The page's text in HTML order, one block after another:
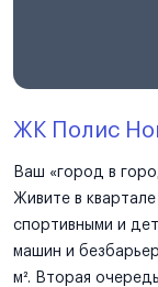
ЖК Полис
Ваш «город в
Живите в
спортивными и
машин и
м². Вторая